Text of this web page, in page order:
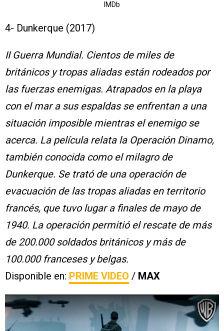
IMDb
4- Dunkerque (2017)
II Guerra Mundial. Cientos de miles de
británicos y tropas aliadas están rodeados por
las fuerzas enemigas. Atrapados en la playa
con el mar a sus espaldas se enfrentan a una
situación imposible mientras el enemigo se
acerca. La película relata la Operación Dinamo,
también conocida como el milagro de
Dunkerque. Se trató de una operación de
evacuación de las tropas aliadas en territorio
francés, que tuvo lugar a finales de mayo de
1940. La operación permitió el rescate de más
de 200.000 soldados británicos y más de
100.000 franceses y belgas.
Disponible en: PRIME VIDEO / MAX